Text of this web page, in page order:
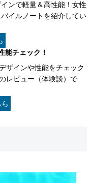
ンで軽量＆高性能！女性
イルノートを紹介してい
能チェック！
ザインや性能をチェック
レビュー（体験談）で